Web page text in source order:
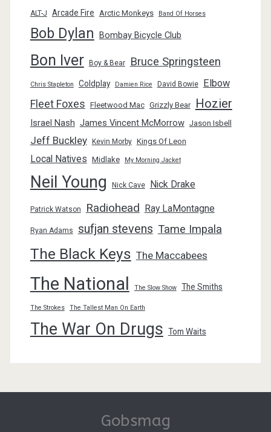
ALT-J Arcade Fire Arctic Monkeys Band Of Horses
Bob Dylan Bombay Bicycle Club
Bon Iver Boy & Bear Bruce Springsteen
Chris Stapleton Coldplay Damien Rice David Bowie Elbow
Fleet Foxes Fleetwood Mac Grizzly Bear Hozier
Israel Nash James Vincent McMorrow Jason Isbell
Jeff Buckley Kevin Morby Kings Of Leon
Local Natives Midlake My Morning Jacket
Neil Young Nick Cave Nick Drake
Patrick Watson Radiohead Ray LaMontagne
Ryan Adams sufjan stevens Tame Impala
The Black Keys The Maccabees
The National The Slow Show The Smiths
The Strokes The Tallest Man On Earth
The War On Drugs Tom Waits
Gobsmag